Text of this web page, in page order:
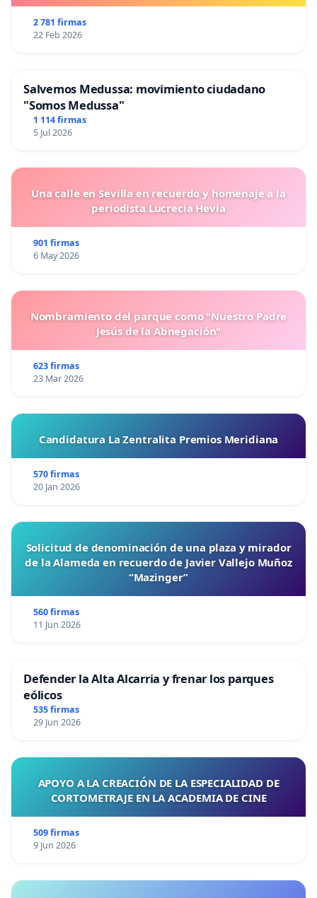
2 781 firmas
22 Feb 2026
Salvemos Medussa: movimiento ciudadano
"Somos Medussa"
1 114 firmas
5 Jul 2026
Una calle en Sevilla en recuerdo y homenaje a la
periodista Lucrecia Hevia
901 firmas
6 May 2026
Nombramiento del parque como "Nuestro Padre
Jesús de la Abnegación"
623 firmas
23 Mar 2026
Candidatura La Zentralita Premios Meridiana
570 firmas
20 Jan 2026
Solicitud de denominación de una plaza y mirador
de la Alameda en recuerdo de Javier Vallejo Muñoz
“Mazinger”
560 firmas
11 Jun 2026
Defender la Alta Alcarria y frenar los parques
eólicos
535 firmas
29 Jun 2026
APOYO A LA CREACIÓN DE LA ESPECIALIDAD DE
CORTOMETRAJE EN LA ACADEMIA DE CINE
509 firmas
9 Jun 2026